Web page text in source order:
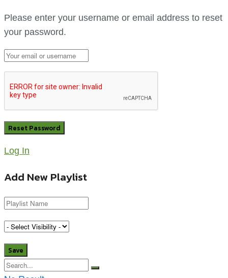
Please enter your username or email address to reset
your password.
Log In
Add New Playlist